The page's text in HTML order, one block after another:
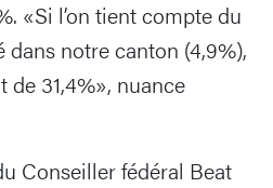
«Si l’on tient compte du
notre canton (4,9%),
31,4%», nuance
Conseiller fédéral Beat